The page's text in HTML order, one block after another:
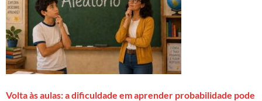
Volta às aulas: a dificuldade em aprender probabilidade pode